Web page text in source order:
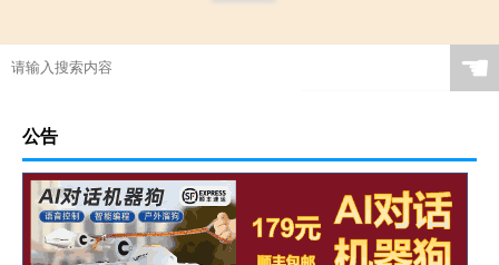
☚
公告